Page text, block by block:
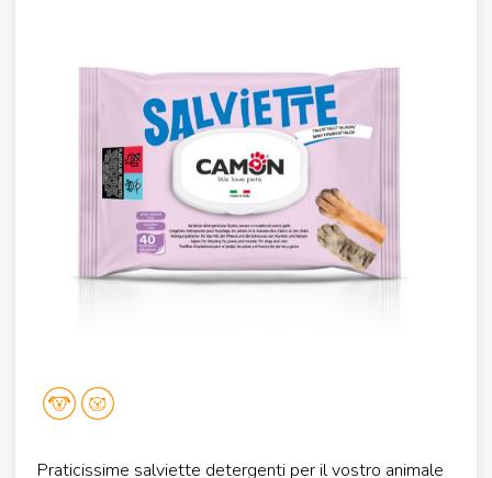
Praticissime salviette detergenti per il vostro animale